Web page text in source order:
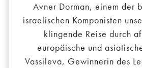
Avner Dorman, einem der
israelischen Komponisten
klingende Reise durch
europäische und
Vassileva, Gewinnerin des